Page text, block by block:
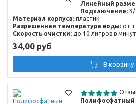
Линейный
Подключение:
Материал корпуса: пластик
Разрешенная температура воды: от
Скорость очистки: до 10 литров в
34,00 руб
В корзину
Полифосфатный